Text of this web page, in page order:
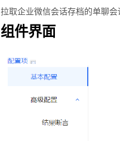
拉取企业微信会话存档的单聊
组件界面